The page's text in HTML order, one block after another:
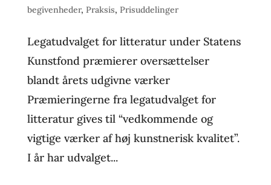
begivenheder, Praksis, Prisuddelinger
Legatudvalget for litteratur under Statens
Kunstfond præmierer oversættelser
blandt årets udgivne værker
Præmieringerne fra legatudvalget for
litteratur gives til “vedkommende og
vigtige værker af høj kunstnerisk kvalitet”.
I år har udvalget...